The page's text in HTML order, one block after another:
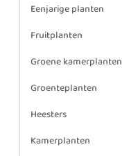
Eenjarige planten
Fruitplanten
Groene kamerplanten
Groenteplanten
Heesters
Kamerplanten